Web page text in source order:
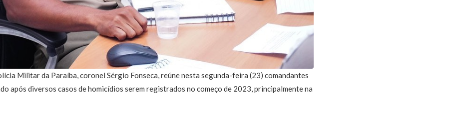
Militar da Paraíba, coronel Sérgio Fonseca, reúne nesta segunda-feira (23) comandantes
após diversos casos de homicídios serem registrados no começo de 2023, principalmente na